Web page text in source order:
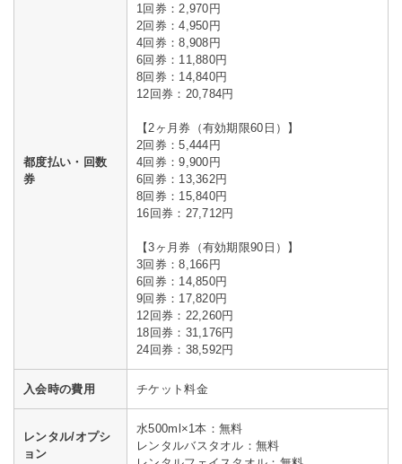
都度払い・回数
券
1回券：2,970円
2回券：4,950円
4回券：8,908円
6回券：11,880円
8回券：14,840円
12回券：20,784円
【2ヶ月券（有効期限60日）】
2回券：5,444円
4回券：9,900円
6回券：13,362円
8回券：15,840円
16回券：27,712円
【3ヶ月券（有効期限90日）】
3回券：8,166円
6回券：14,850円
9回券：17,820円
12回券：22,260円
18回券：31,176円
24回券：38,592円
入会時の費用 チケット料金
レンタル/オプシ
ョン
水500ml×1本：無料
レンタルバスタオル：無料